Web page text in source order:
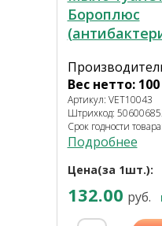
Бороплюс
Вес нетто: 100
Артикул: VET10043
Штрихкод:
Срок годности
Подробнее
Цена(за 1шт.):
132.00 руб.